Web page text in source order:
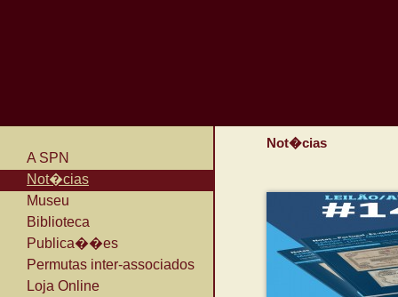
A SPN
Not�cias
Museu
Biblioteca
Publica��es
Permutas inter-associados
Loja Online
Not�cias